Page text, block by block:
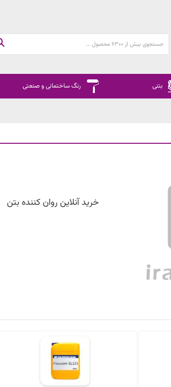
بتنی رنگ ساختمانی و صنعتی
خرید آنلاین روان کننده بتن